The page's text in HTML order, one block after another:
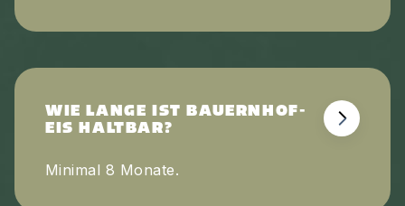
WIE LANGE IST BAUERNHOF-
EIS HALTBAR?
Minimal 8 Monate.